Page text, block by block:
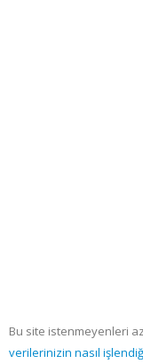
Bu site istenmeyenleri
verilerinizin nasıl